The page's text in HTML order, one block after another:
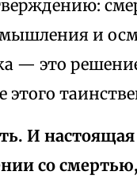
и
— это
И
со